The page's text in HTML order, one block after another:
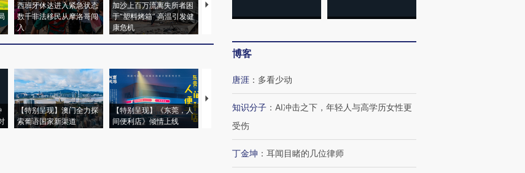
西班牙休达进入紧急状态
数千非法移民从摩洛哥闯
入
加沙上百万流离失所者困
于“塑料烤箱” 高温引发健
康危机
视线｜HYROX的吸金
术：是什么让中产们甘
粒摇头丸 尿检体内含3种
度Z世代 用街头抗争将教
【特别呈现】澳门全力探
索葡语国家新渠道
【特别呈现】《东莞，人
间便利店》倾情上线
【推广】走进第四届链博
会，让数智科技“链”接产
【特别呈现】寻找100种
CFO：不靠规模取胜，华
博客
唐涯 ： 多看少动
知识分子 ： AI冲击之下，年轻人与高学历女性更
受伤
丁金坤 ： 耳闻目睹的几位律师